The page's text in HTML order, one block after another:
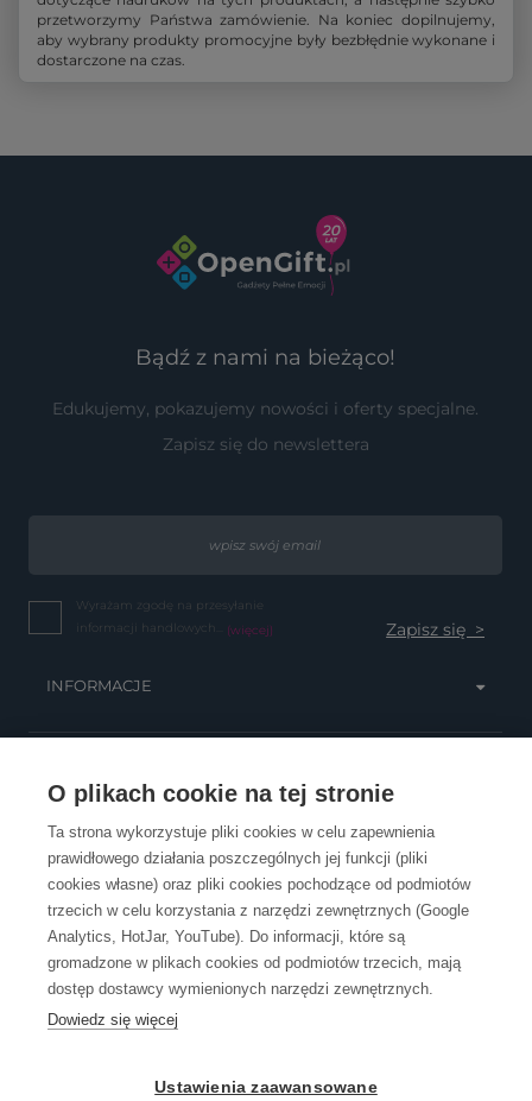
O plikach cookie na tej stronie
Ta strona wykorzystuje pliki cookies w celu zapewnienia
prawidłowego działania poszczególnych jej funkcji (pliki
cookies własne) oraz pliki cookies pochodzące od podmiotów
trzecich w celu korzystania z narzędzi zewnętrznych (Google
Analytics, HotJar, YouTube). Do informacji, które są
gromadzone w plikach cookies od podmiotów trzecich, mają
dostęp dostawcy wymienionych narzędzi zewnętrznych.
Dowiedz się więcej
Ustawienia zaawansowane
przetworzymy Państwa zamówienie. Na koniec dopilnujemy,
aby wybrany produkty promocyjne były bezbłędnie wykonane i
dostarczone na czas.
Bądź z nami na bieżąco!
Edukujemy, pokazujemy nowości i oferty specjalne.
Zapisz się do newslettera
Wyrażam zgodę na przesyłanie
informacji handlowych... (więcej)
INFORMACJE
OBSŁUGA KLIENTA
KONTAKT
OpenGift jest częścią ReflectGroup.